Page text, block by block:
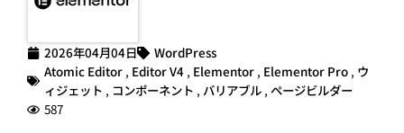
2026年04月04日
WordPress
Atomic Editor , Editor V4 , Elementor , Elementor Pro , ウ
ィジェット , コンポーネント , バリアブル , ページビルダー
587